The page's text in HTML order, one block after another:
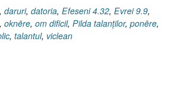
, daruri, datoria, Efeseni 4.32, Evrei 9.9,
, oknēre, om dificil, Pilda talanţilor, ponēre,
, talantul, viclean